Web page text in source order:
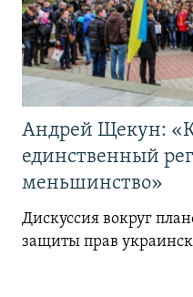
Андрей Щекун:
единственный
меньшинство»
Дискуссия вокруг
защиты прав